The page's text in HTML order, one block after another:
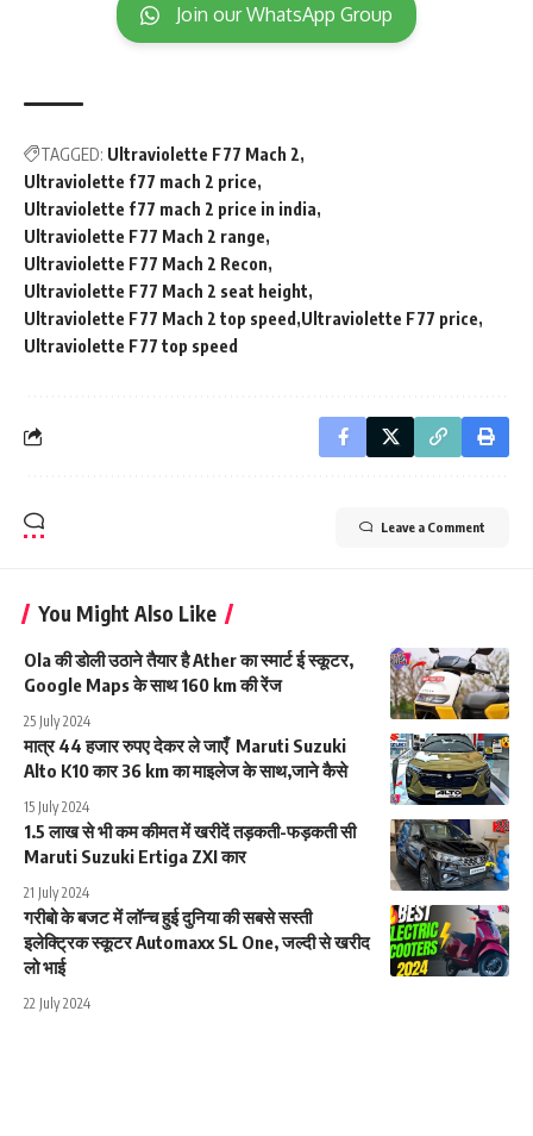
Join our WhatsApp Group
TAGGED: Ultraviolette F77 Mach 2
Ultraviolette f77 mach 2 price
Ultraviolette f77 mach 2 price in india
Ultraviolette F77 Mach 2 range
Ultraviolette F77 Mach 2 Recon
Ultraviolette F77 Mach 2 seat height
Ultraviolette F77 Mach 2 top speed Ultraviolette F77 price
Ultraviolette F77 top speed
Leave a Comment
You Might Also Like
Ola की डोली उठाने तैयार है Ather का स्मार्ट ई स्कूटर,
Google Maps के साथ 160 km की रेंज
25 July 2024
मात्र 44 हजार रुपए देकर ले जाएँ Maruti Suzuki
Alto K10 कार 36 km का माइलेज के साथ,जाने कैसे
15 July 2024
1.5 लाख से भी कम कीमत में खरीदें तड़कती-फड़कती सी
Maruti Suzuki Ertiga ZXI कार
21 July 2024
गरीबो के बजट में लॉन्च हुई दुनिया की सबसे सस्ती
इलेक्ट्रिक स्कूटर Automaxx SL One, जल्दी से खरीद
लो भाई
22 July 2024